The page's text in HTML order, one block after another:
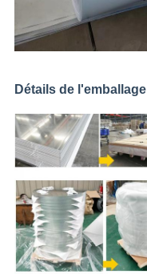
Détails de l'emballage